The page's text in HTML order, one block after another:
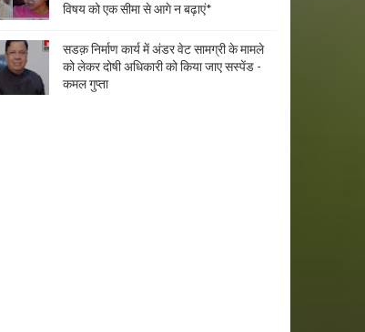
विषय को एक सीमा से आगे न बढ़ाएं*
सडक़ निर्माण कार्य में अंडर वेट सामग्री के मामले
को लेकर दोषी अधिकारी को किया जाए सस्पेंड -
कमल गुप्ता